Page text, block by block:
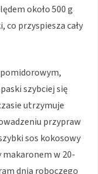
około 500 g
co przyspiesza cały
szybciej się
utrzymuje
przypraw
sos kokosowy
makaronem w 20-
dnia roboczego